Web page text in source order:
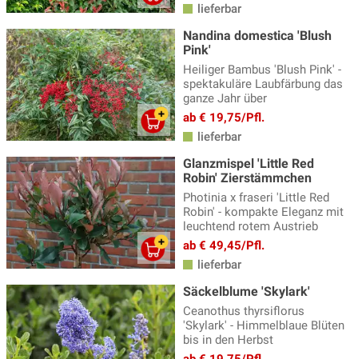
lieferbar
Nandina domestica 'Blush
Pink'
Heiliger Bambus 'Blush Pink' -
spektakuläre Laubfärbung das
ganze Jahr über
ab € 19,75/Pfl.
lieferbar
Glanzmispel 'Little Red
Robin' Zierstämmchen
Photinia x fraseri 'Little Red
Robin' - kompakte Eleganz mit
leuchtend rotem Austrieb
ab € 49,45/Pfl.
lieferbar
Säckelblume 'Skylark'
Ceanothus thyrsiflorus
'Skylark' - Himmelblaue Blüten
bis in den Herbst